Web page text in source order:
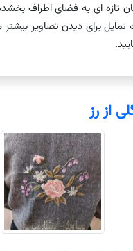
تازه ای به فضای اطراف بخشده
برای دیدن تصاویر بیشتر
از رز